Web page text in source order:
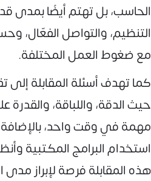
الحاسب، بل تهتم أيضًا بمدى
التنظيم، والتواصل الفعّال،
مع ضغوط العمل المختلفة.
كما تهدف أسئلة المقابلة
حيث الدقة، واللباقة،
مهمة في وقت واحد،
استخدام البرامج المكتبية
هذه المقابلة فرصة لإبراز